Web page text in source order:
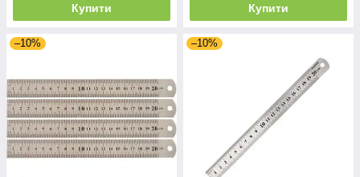
Купити Купити
–10% –10%